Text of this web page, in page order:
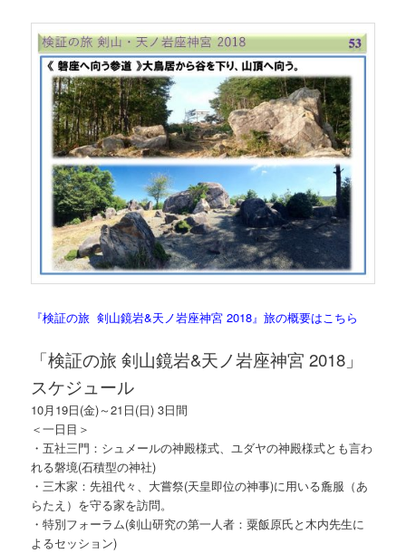
『検証の旅 剣山鏡岩&天ノ岩座神宮 2018』旅の概要はこちら
「検証の旅 剣山鏡岩&天ノ岩座神宮 2018」
スケジュール
10月19日(金)～21日(日) 3日間
＜一日目＞
・五社三門：シュメールの神殿様式、ユダヤの神殿様式とも言わ
れる磐境(石積型の神社)
・三木家：先祖代々、大嘗祭(天皇即位の神事)に用いる麁服（あ
らたえ）を守る家を訪問。
・特別フォーラム(剣山研究の第一人者：粟飯原氏と木内先生に
よるセッション)